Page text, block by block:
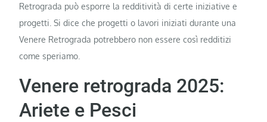
Retrograda può esporre la redditività di certe iniziative e
progetti. Si dice che progetti o lavori iniziati durante una
Venere Retrograda potrebbero non essere così redditizi
come speriamo.
Venere retrograda 2025:
Ariete e Pesci